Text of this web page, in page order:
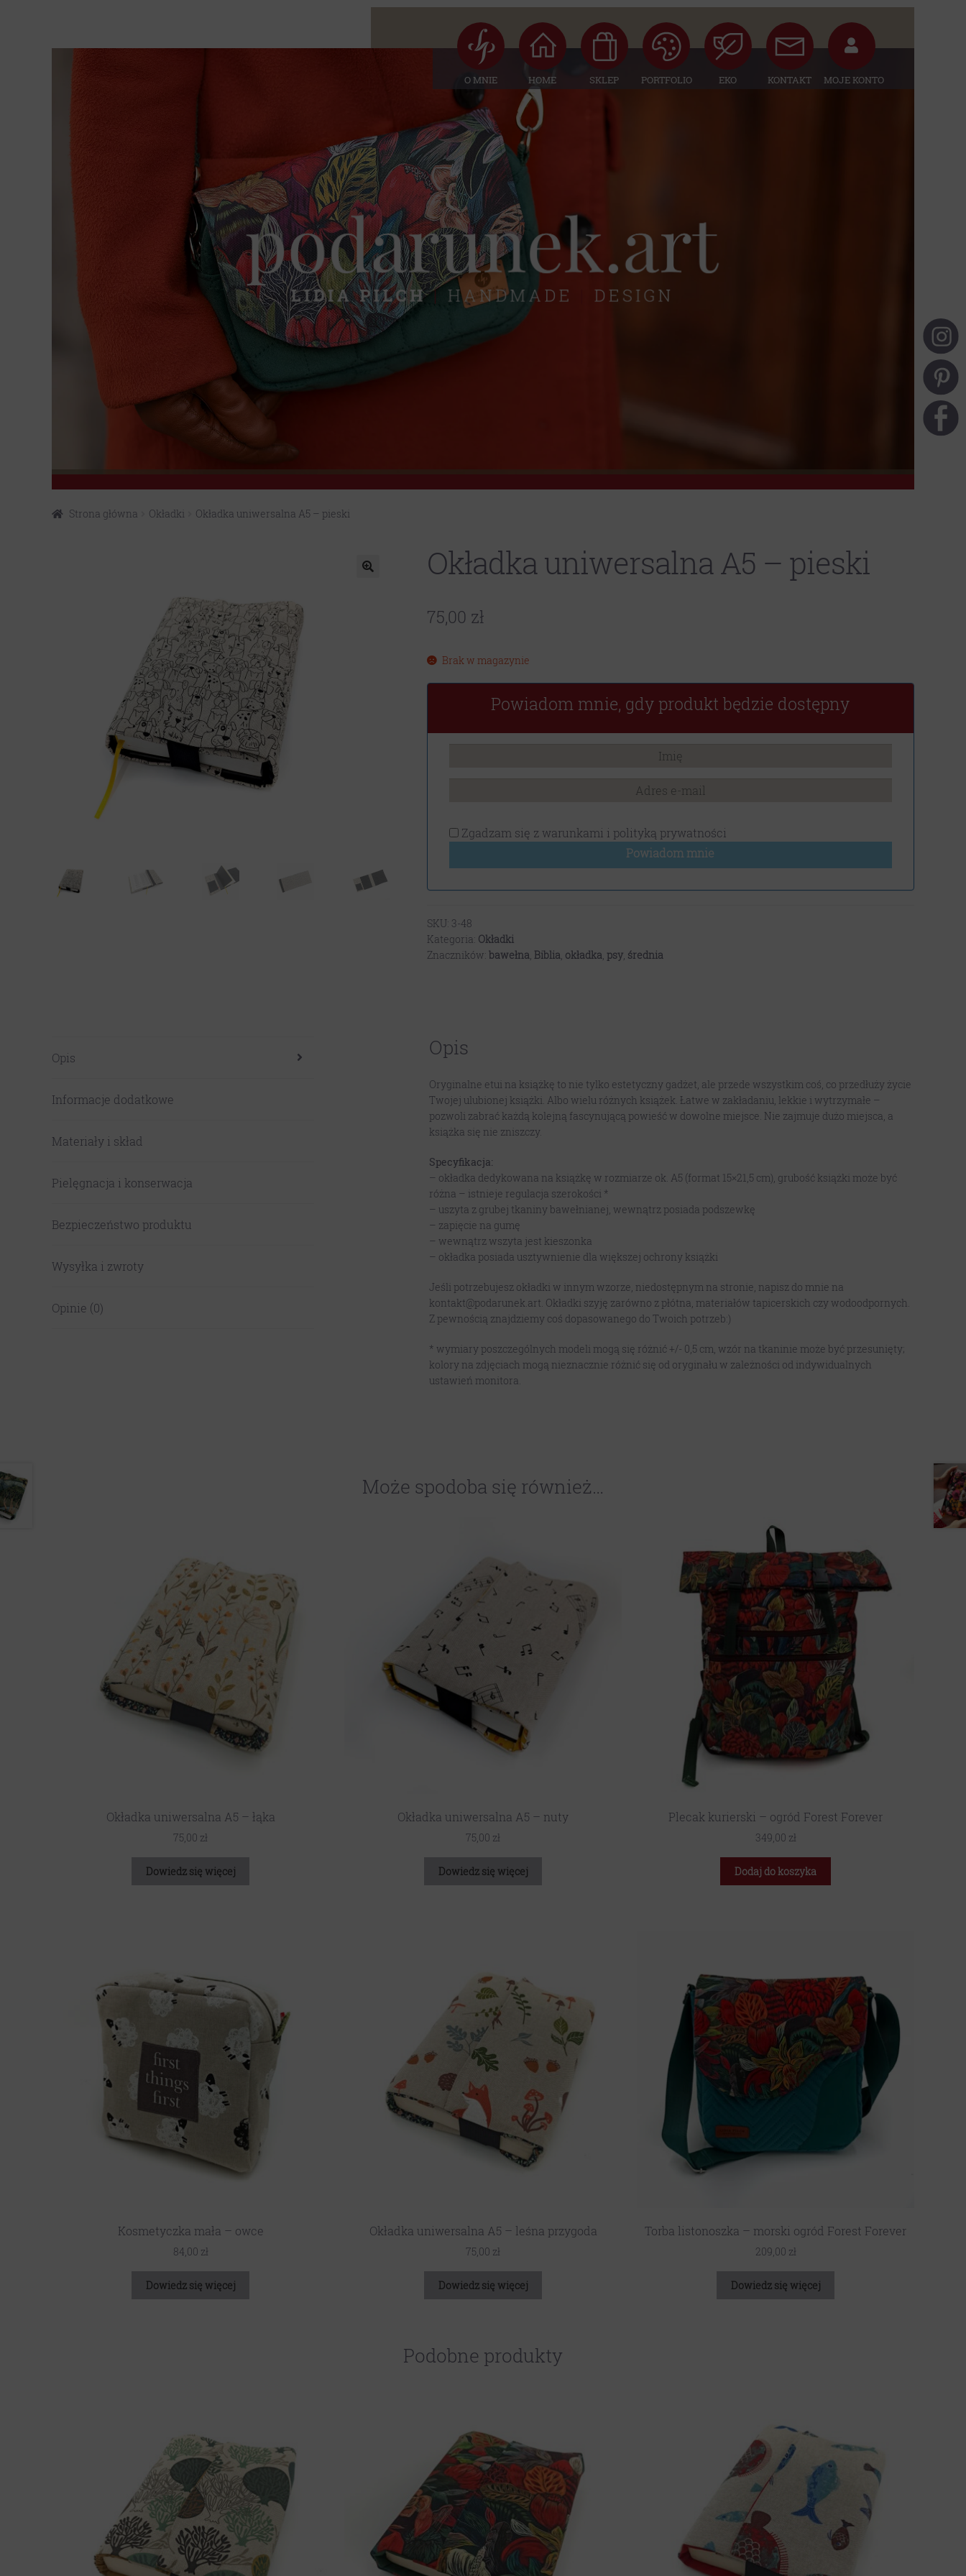
O MNIE HOME SKLEP PORTFOLIO EKO KONTAKT MOJE KONTO
Strona główna Okładki Okładka uniwersalna A5 – pieski
Okładka uniwersalna A5 – pieski
75,00 zł
Brak w magazynie
Powiadom mnie, gdy produkt będzie dostępny
Zgadzam się z warunkami i polityką prywatności
Powiadom mnie
SKU: 3-48
Kategoria: Okładki
Znaczników: bawełna, Biblia, okładka, psy, średnia
Opis
Informacje dodatkowe
Materiały i skład
Pielęgnacja i konserwacja
Bezpieczeństwo produktu
Wysyłka i zwroty
Opinie (0)
Opis
Oryginalne etui na książkę to nie tylko estetyczny gadżet, ale przede wszystkim coś, co przedłuży życie
Twojej ulubionej książki. Albo wielu różnych książek. Łatwe w zakładaniu, lekkie i wytrzymałe –
pozwoli zabrać każdą kolejną fascynującą powieść w dowolne miejsce. Nie zajmuje dużo miejsca, a
książka się nie zniszczy.
Specyfikacja:
– okładka dedykowana na książkę w rozmiarze ok. A5 (format 15×21,5 cm), grubość książki może być
różna – istnieje regulacja szerokości *
– uszyta z grubej tkaniny bawełnianej, wewnątrz posiada podszewkę
– zapięcie na gumę
– wewnątrz wszyta jest kieszonka
– okładka posiada usztywnienie dla większej ochrony książki
Jeśli potrzebujesz okładki w innym wzorze, niedostępnym na stronie, napisz do mnie na
kontakt@podarunek.art. Okładki szyję zarówno z płótna, materiałów tapicerskich czy wodoodpornych.
Z pewnością znajdziemy coś dopasowanego do Twoich potrzeb:)
* wymiary poszczególnych modeli mogą się różnić +/- 0,5 cm, wzór na tkaninie może być przesunięty;
kolory na zdjęciach mogą nieznacznie różnić się od oryginału w zależności od indywidualnych
ustawień monitora.
Może spodoba się również…
Okładka uniwersalna A5 – łąka
75,00 zł
Dowiedz się więcej
Okładka uniwersalna A5 – nuty
75,00 zł
Dowiedz się więcej
Plecak kurierski – ogród Forest Forever
349,00 zł
Dodaj do koszyka
Kosmetyczka mała – owce
84,00 zł
Dowiedz się więcej
Okładka uniwersalna A5 – leśna przygoda
75,00 zł
Dowiedz się więcej
Torba listonoszka – morski ogród Forest Forever
209,00 zł
Dowiedz się więcej
Podobne produkty